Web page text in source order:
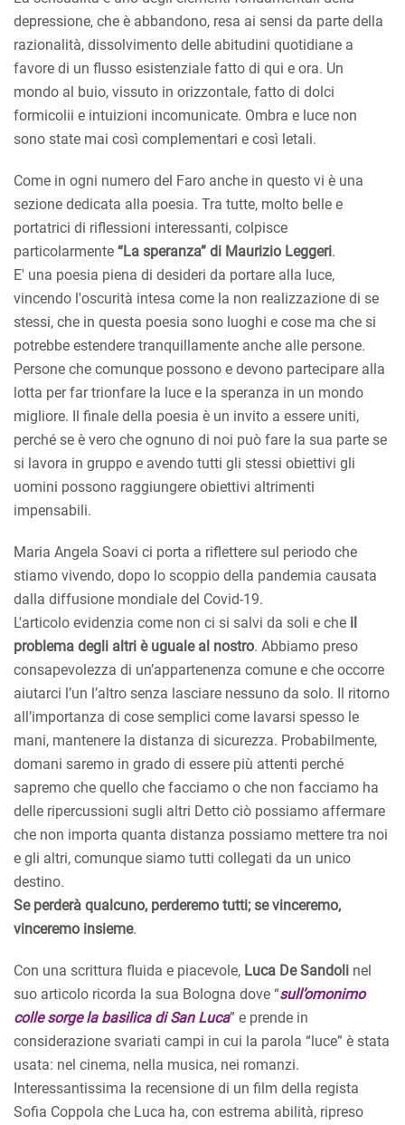
depressione, che è abbandono, resa ai sensi da parte della
razionalità, dissolvimento delle abitudini quotidiane a
favore di un flusso esistenziale fatto di qui e ora. Un
mondo al buio, vissuto in orizzontale, fatto di dolci
formicolii e intuizioni incomunicate. Ombra e luce non
sono state mai così complementari e così letali.
Come in ogni numero del Faro anche in questo vi è una
sezione dedicata alla poesia. Tra tutte, molto belle e
portatrici di riflessioni interessanti, colpisce
particolarmente “La speranza” di Maurizio Leggeri.
E' una poesia piena di desideri da portare alla luce,
vincendo l'oscurità intesa come la non realizzazione di se
stessi, che in questa poesia sono luoghi e cose ma che si
potrebbe estendere tranquillamente anche alle persone.
Persone che comunque possono e devono partecipare alla
lotta per far trionfare la luce e la speranza in un mondo
migliore. Il finale della poesia è un invito a essere uniti,
perché se è vero che ognuno di noi può fare la sua parte se
si lavora in gruppo e avendo tutti gli stessi obiettivi gli
uomini possono raggiungere obiettivi altrimenti
impensabili.
Maria Angela Soavi ci porta a riflettere sul periodo che
stiamo vivendo, dopo lo scoppio della pandemia causata
dalla diffusione mondiale del Covid-19.
L'articolo evidenzia come non ci si salvi da soli e che il
problema degli altri è uguale al nostro. Abbiamo preso
consapevolezza di un’appartenenza comune e che occorre
aiutarci l’un l’altro senza lasciare nessuno da solo. Il ritorno
all’importanza di cose semplici come lavarsi spesso le
mani, mantenere la distanza di sicurezza. Probabilmente,
domani saremo in grado di essere più attenti perché
sapremo che quello che facciamo o che non facciamo ha
delle ripercussioni sugli altri Detto ciò possiamo affermare
che non importa quanta distanza possiamo mettere tra noi
e gli altri, comunque siamo tutti collegati da un unico
destino.
Se perderà qualcuno, perderemo tutti; se vinceremo,
vinceremo insieme.
Con una scrittura fluida e piacevole, Luca De Sandoli nel
suo articolo ricorda la sua Bologna dove “sull’omonimo
colle sorge la basilica di San Luca” e prende in
considerazione svariati campi in cui la parola “luce” è stata
usata: nel cinema, nella musica, nei romanzi.
Interessantissima la recensione di un film della regista
Sofia Coppola che Luca ha, con estrema abilità, ripreso